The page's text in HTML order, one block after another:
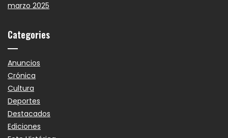
marzo 2025
Categories
Anuncios
Crónica
Cultura
Deportes
Destacados
Ediciones